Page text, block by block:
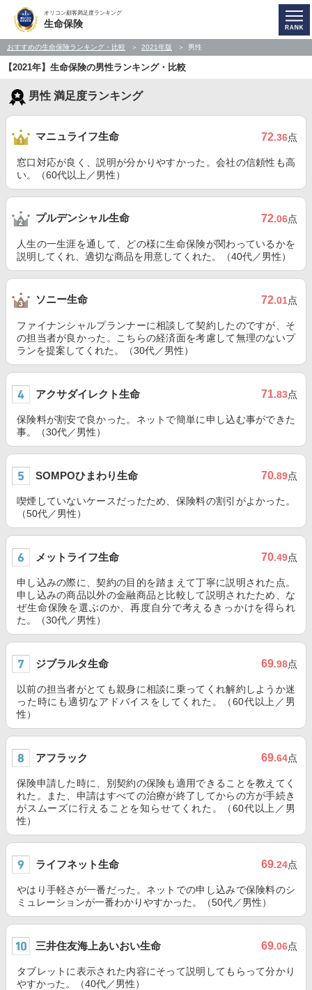
オリコン顧客満足度ランキング
生命保険
おすすめの生命保険ランキング・比較 2021年版 男性
【2021年】生命保険の男性ランキング・比較
男性 満足度ランキング
マニュライフ生命 72.36点
窓口対応が良く、説明が分かりやすかった。会社の信頼性も高
い。（60代以上／男性）
プルデンシャル生命 72.06点
人生の一生涯を通して、どの様に生命保険が関わっているかを
説明してくれ、適切な商品を用意してくれた。（40代／男性）
ソニー生命 72.01点
ファイナンシャルプランナーに相談して契約したのですが、そ
の担当者が良かった。こちらの経済面を考慮して無理のないプ
ランを提案してくれた。（30代／男性）
アクサダイレクト生命 71.83点
保険料が割安で良かった。ネットで簡単に申し込む事ができた
事。（30代／男性）
SOMPOひまわり生命 70.89点
喫煙していないケースだったため、保険料の割引がよかった。
（50代／男性）
メットライフ生命 70.49点
申し込みの際に、契約の目的を踏まえて丁寧に説明された点。
申し込みの商品以外の金融商品と比較して説明されたため、な
ぜ生命保険を選ぶのか、再度自分で考えるきっかけを得られ
た。（30代／男性）
ジブラルタ生命 69.98点
以前の担当者がとても親身に相談に乗ってくれ解約しようか迷
った時にも適切なアドバイスをしてくれた。（60代以上／男
性）
アフラック 69.64点
保険申請した時に、別契約の保険も適用できることを教えてく
れた。また、申請はすべての治療が終了してからの方が手続き
がスムーズに行えることを知らせてくれた。（60代以上／男
性）
ライフネット生命 69.24点
やはり手軽さが一番だった。ネットでの申し込みで保険料のシ
ミュレーションが一番わかりやすかった。（50代／男性）
三井住友海上あいおい生命 69.06点
タブレットに表示された内容にそって説明してもらって分かり
やすかった。（40代／男性）